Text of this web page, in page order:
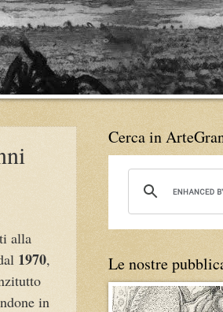
alla
1970,
in
Cerca in
Le nostre